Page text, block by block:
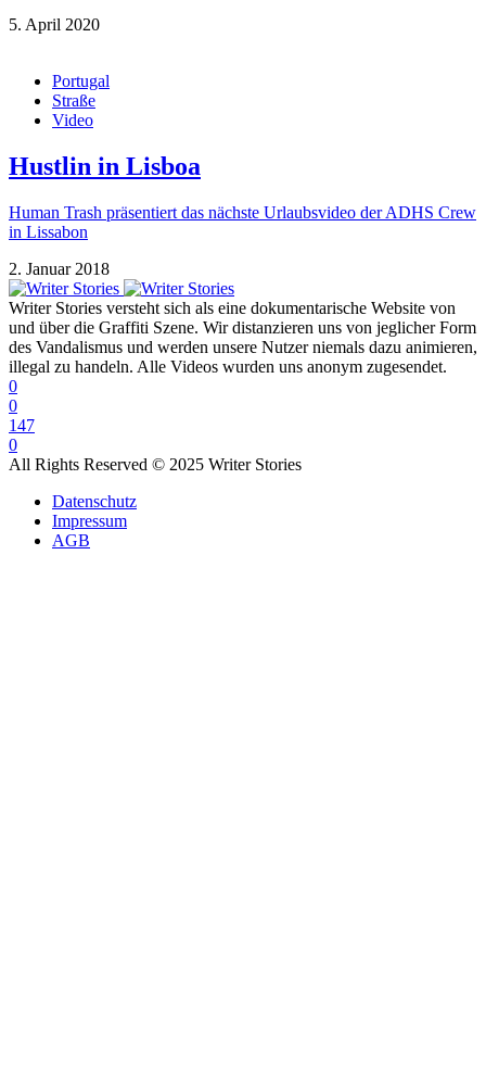
5. April 2020
Portugal
Straße
Video
Hustlin in Lisboa
Human Trash präsentiert das nächste Urlaubsvideo der ADHS Crew
in Lissabon
2. Januar 2018
Writer Stories versteht sich als eine dokumentarische Website von
und über die Graffiti Szene. Wir distanzieren uns von jeglicher Form
des Vandalismus und werden unsere Nutzer niemals dazu animieren,
illegal zu handeln. Alle Videos wurden uns anonym zugesendet.
0
0
147
0
All Rights Reserved © 2025 Writer Stories
Datenschutz
Impressum
AGB